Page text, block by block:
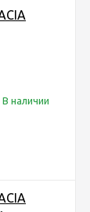
В наличии